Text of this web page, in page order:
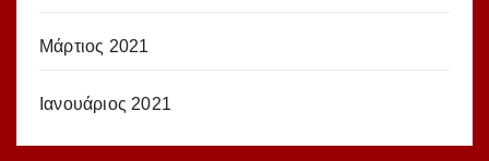
Μάρτιος 2021
Ιανουάριος 2021